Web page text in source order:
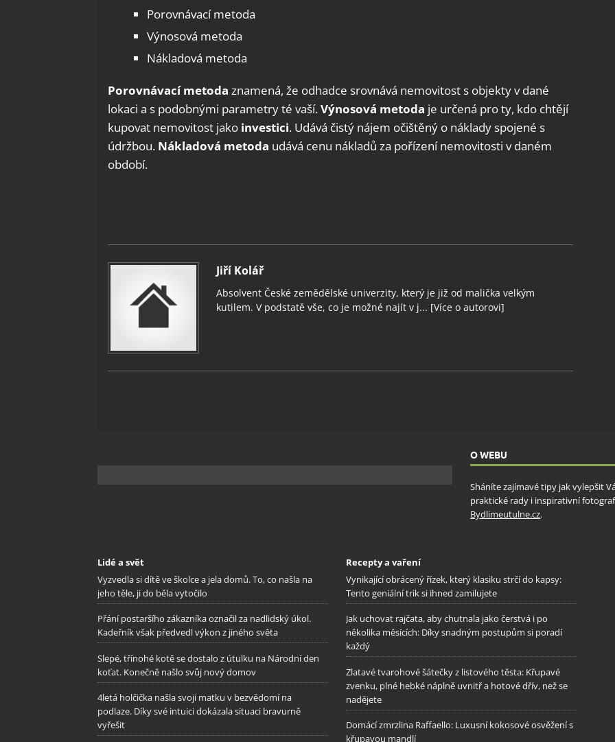
Porovnávací metoda
Výnosová metoda
Nákladová metoda
Porovnávací metoda znamená, že odhadce srovnává nemovitost s objekty v dané
lokaci a s podobnými parametry té vaší.Výnosová metoda je určená pro ty, kdo chtějí
kupovat nemovitost jako investici. Udává čistý nájem očištěný o náklady spojené s
údržbou. Nákladová metoda udává cenu nákladů za pořízení nemovitosti v daném
období.
Jiří Kolář
Absolvent České zemědělské univerzity, který je již od malička velkým
kutilem. V podstatě vše, co je možné najít v j... [Více o autorovi]
O WEBU
Sháníte zajímavé tipy jak vylepšit
praktické rady i inspirativní
Bydlimeutulne.cz.
Lidé a svět
Vyzvedla si dítě ve školce a jela domů. To, co našla na
jeho těle, ji do běla vytočilo
Přání postaršího zákazníka označil za nadlidský úkol.
Kadeřník však předvedl výkon z jiného světa
Slepé, třínohé kotě se dostalo z útulku na Národní den
koťat. Konečně našlo svůj nový domov
4letá holčička našla svoji matku v bezvědomí na
podlaze. Díky své intuici dokázala situaci bravurně
vyřešit
Recepty a vaření
Vynikající obrácený řízek, který klasiku strčí do kapsy:
Tento geniální trik si ihned zamilujete
Jak uchovat rajčata, aby chutnala jako čerstvá i po
několika měsících: Díky snadným postupům si poradí
každý
Zlatavé tvarohové šátečky z listového těsta: Křupavé
zvenku, plné hebké náplně uvnitř a hotové dřív, než se
nadějete
Domácí zmrzlina Raffaello: Luxusní kokosové osvěžení s
křupavou mandlí